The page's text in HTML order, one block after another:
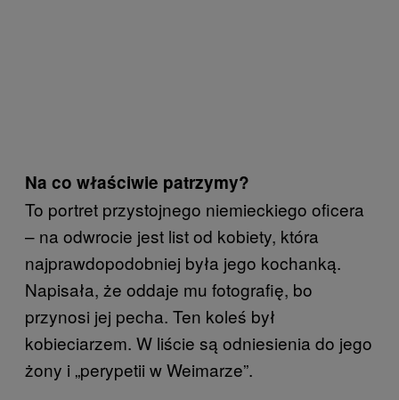
Na co właściwie patrzymy?
To portret przystojnego niemieckiego oficera
– na odwrocie jest list od kobiety, która
najprawdopodobniej była jego kochanką.
Napisała, że oddaje mu fotografię, bo
przynosi jej pecha. Ten koleś był
kobieciarzem. W liście są odniesienia do jego
żony i „perypetii w Weimarze”.